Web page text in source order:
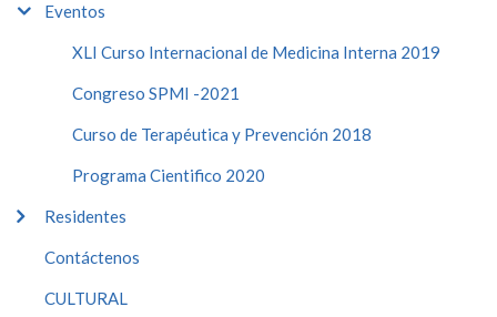
Eventos
XLI Curso Internacional de Medicina Interna 2019
Congreso SPMI -2021
Curso de Terapéutica y Prevención 2018
Programa Cientifico 2020
Residentes
Contáctenos
CULTURAL